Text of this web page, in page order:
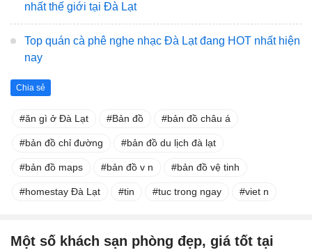
nhất thế giới tại Đà Lạt
Top quán cà phê nghe nhạc Đà Lạt đang HOT nhất hiện
nay
Chia sẻ
ăn gì ở Đà Lạt Bản đồ bản đồ châu á
bản đồ chỉ đường bản đồ du lịch đà lạt
bản đồ maps bản đồ v n bản đồ vệ tinh
homestay Đà Lạt tin tuc trong ngay viet n
Một số khách sạn phòng đẹp, giá tốt tại